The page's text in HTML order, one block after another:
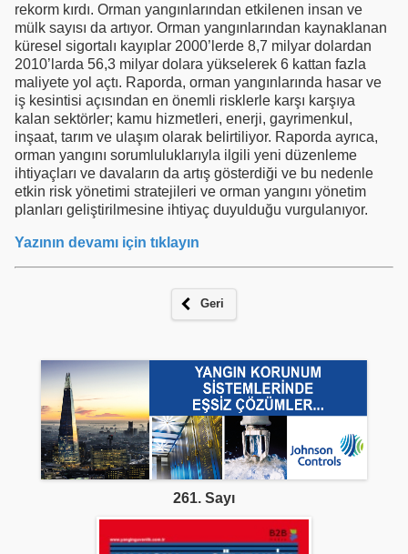
rekorm kırdı. Orman yangınlarından etkilenen insan ve
mülk sayısı da artıyor. Orman yangınlarından kaynaklanan
küresel sigortalı kayıplar 2000’lerde 8,7 milyar dolardan
2010’larda 56,3 milyar dolara yükselerek 6 kattan fazla
maliyete yol açtı. Raporda, orman yangınlarında hasar ve
iş kesintisi açısından en önemli risklerle karşı karşıya
kalan sektörler; kamu hizmetleri, enerji, gayrimenkul,
inşaat, tarım ve ulaşım olarak belirtiliyor. Raporda ayrıca,
orman yangını sorumluluklarıyla ilgili yeni düzenleme
ihtiyaçları ve davaların da artış gösterdiği ve bu nedenle
etkin risk yönetimi stratejileri ve orman yangını yönetim
planları geliştirilmesine ihtiyaç duyulduğu vurgulanıyor.
Yazının devamı için tıklayın
Geri
261. Sayı